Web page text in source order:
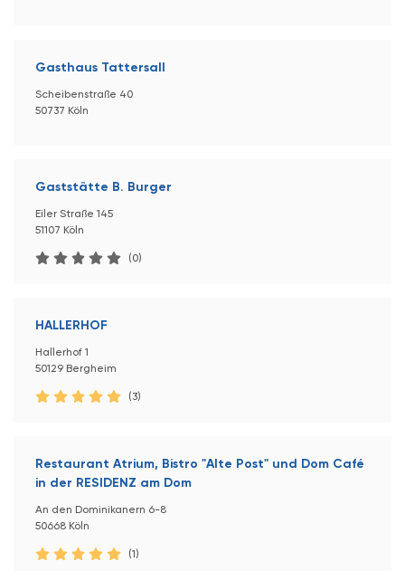
Gasthaus Tattersall
Scheibenstraße 40
50737 Köln
Gaststätte B. Burger
Eiler Straße 145
51107 Köln
(0)
HALLERHOF
Hallerhof 1
50129 Bergheim
(3)
Restaurant Atrium, Bistro "Alte Post" und Dom Café
in der RESIDENZ am Dom
An den Dominikanern 6-8
50668 Köln
(1)